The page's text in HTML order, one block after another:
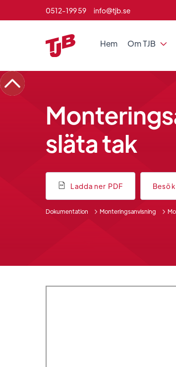
0512-199 59 info@tjb.se
Hem Om TJB 
släta tak
Ladda ner PDF
Dokumentation Monteringsanvisning